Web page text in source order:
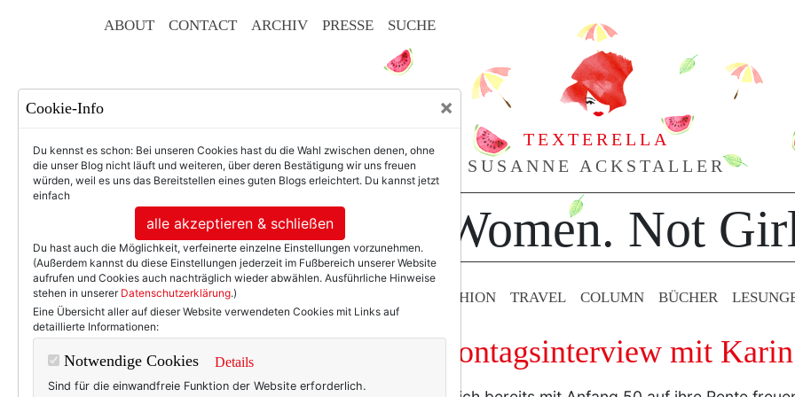
ABOUT CONTACT ARCHIV PRESSE SUCHE
TEXTERELLA
SUSANNE ACKSTALLER
For Women. Not
BEAUTY & FASHION TRAVEL COLUMN BÜCHER
Frauen ab 60: Das Montagsinterview mit
Cookie-Info ×
Du kennst es schon: Bei unseren Cookies hast du die Wahl zwischen denen, ohne
die unser Blog nicht läuft und weiteren, über deren Bestätigung wir uns freuen
würden, weil es uns das Bereitstellen eines guten Blogs erleichtert. Du kannst jetzt
einfach
alle akzeptieren & schließen
Du hast auch die Möglichkeit, verfeinerte einzelne Einstellungen vorzunehmen.
(Außerdem kannst du diese Einstellungen jederzeit im Fußbereich unserer Website
aufrufen und Cookies auch nachträglich wieder abwählen. Ausführliche Hinweise
stehen in unserer Datenschutzerklärung.)
Eine Übersicht aller auf dieser Website verwendeten Cookies mit Links auf
detaillierte Informationen:
Notwendige Cookies Details
Sind für die einwandfreie Funktion der Website erforderlich.